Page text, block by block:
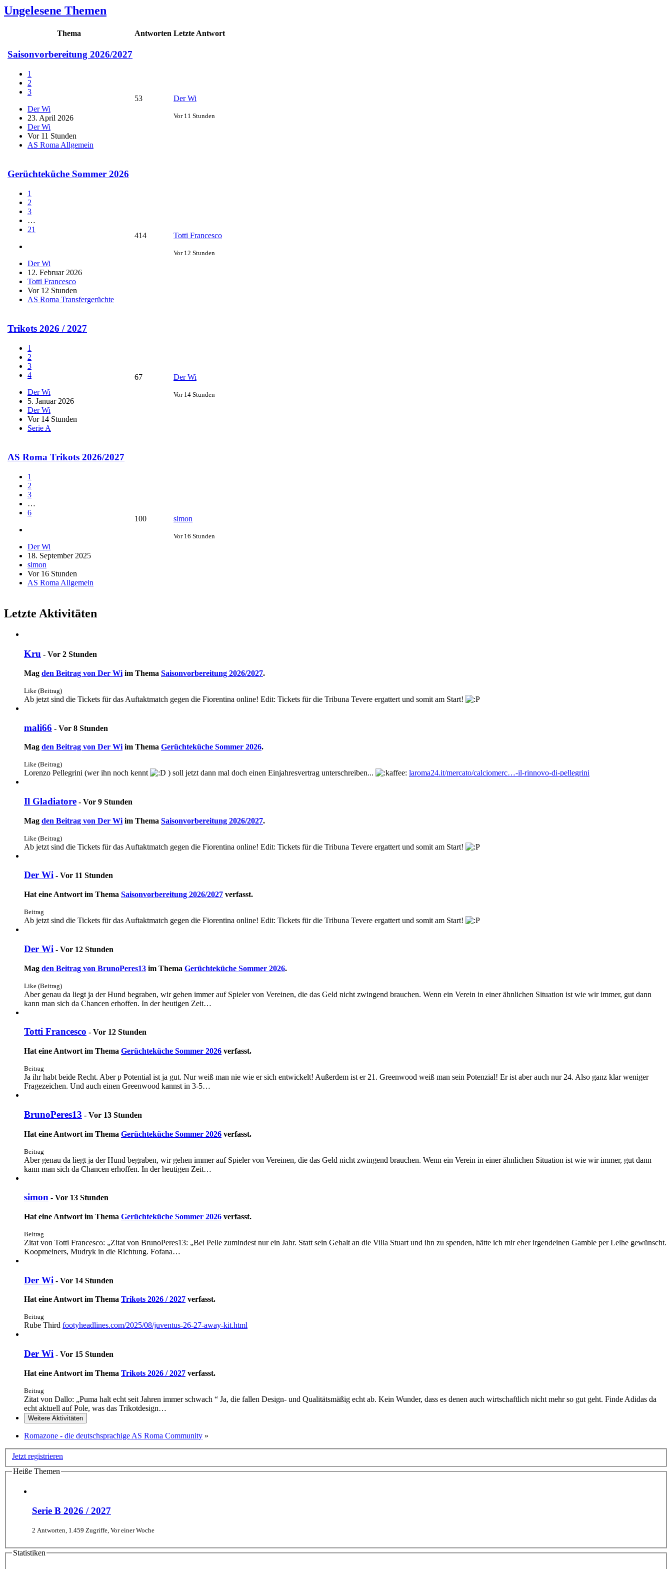
Ungelesene Themen
Thema Antworten Letzte Antwort
Saisonvorbereitung 2026/2027
1
2
3
Der Wi
23. April 2026
Der Wi
Vor 11 Stunden
AS Roma Allgemein
53 Der Wi
Vor 11 Stunden
Gerüchteküche Sommer 2026
1
2
3
…
21
Der Wi
12. Februar 2026
Totti Francesco
Vor 12 Stunden
AS Roma Transfergerüchte
414 Totti Francesco
Vor 12 Stunden
Trikots 2026 / 2027
1
2
3
4
Der Wi
5. Januar 2026
Der Wi
Vor 14 Stunden
Serie A
67 Der Wi
Vor 14 Stunden
AS Roma Trikots 2026/2027
1
2
3
…
6
Der Wi
18. September 2025
simon
Vor 16 Stunden
AS Roma Allgemein
100 simon
Vor 16 Stunden
Letzte Aktivitäten
Kru - Vor 2 Stunden
Mag den Beitrag von Der Wi im Thema Saisonvorbereitung 2026/2027.
Like (Beitrag)
Ab jetzt sind die Tickets für das Auftaktmatch gegen die Fiorentina online! Edit: Tickets für die Tribuna Tevere ergattert und somit am Start!
mali66 - Vor 8 Stunden
Mag den Beitrag von Der Wi im Thema Gerüchteküche Sommer 2026.
Like (Beitrag)
Lorenzo Pellegrini (wer ihn noch kennt ) soll jetzt dann mal doch einen Einjahresvertrag unterschreiben... laroma24.it/mercato/calciomerc…-il-rinnovo-di-pellegrini
Il Gladiatore - Vor 9 Stunden
Mag den Beitrag von Der Wi im Thema Saisonvorbereitung 2026/2027.
Like (Beitrag)
Ab jetzt sind die Tickets für das Auftaktmatch gegen die Fiorentina online! Edit: Tickets für die Tribuna Tevere ergattert und somit am Start!
Der Wi - Vor 11 Stunden
Hat eine Antwort im Thema Saisonvorbereitung 2026/2027 verfasst.
Beitrag
Ab jetzt sind die Tickets für das Auftaktmatch gegen die Fiorentina online! Edit: Tickets für die Tribuna Tevere ergattert und somit am Start!
Der Wi - Vor 12 Stunden
Mag den Beitrag von BrunoPeres13 im Thema Gerüchteküche Sommer 2026.
Like (Beitrag)
Aber genau da liegt ja der Hund begraben, wir gehen immer auf Spieler von Vereinen, die das Geld nicht zwingend brauchen. Wenn ein Verein in einer ähnlichen Situation ist wie wir immer, gut dann
kann man sich da Chancen erhoffen. In der heutigen Zeit…
Totti Francesco - Vor 12 Stunden
Hat eine Antwort im Thema Gerüchteküche Sommer 2026 verfasst.
Beitrag
Ja ihr habt beide Recht. Aber p Potential ist ja gut. Nur weiß man nie wie er sich entwickelt! Außerdem ist er 21. Greenwood weiß man sein Potenzial! Er ist aber auch nur 24. Also ganz klar weniger
Fragezeichen. Und auch einen Greenwood kannst in 3-5…
BrunoPeres13 - Vor 13 Stunden
Hat eine Antwort im Thema Gerüchteküche Sommer 2026 verfasst.
Beitrag
Aber genau da liegt ja der Hund begraben, wir gehen immer auf Spieler von Vereinen, die das Geld nicht zwingend brauchen. Wenn ein Verein in einer ähnlichen Situation ist wie wir immer, gut dann
kann man sich da Chancen erhoffen. In der heutigen Zeit…
simon - Vor 13 Stunden
Hat eine Antwort im Thema Gerüchteküche Sommer 2026 verfasst.
Beitrag
Zitat von Totti Francesco: „Zitat von BrunoPeres13: „Bei Pelle zumindest nur ein Jahr. Statt sein Gehalt an die Villa Stuart und ihn zu spenden, hätte ich mir eher irgendeinen Gamble per Leihe gewünscht.
Koopmeiners, Mudryk in die Richtung. Fofana…
Der Wi - Vor 14 Stunden
Hat eine Antwort im Thema Trikots 2026 / 2027 verfasst.
Beitrag
Rube Third footyheadlines.com/2025/08/juventus-26-27-away-kit.html
Der Wi - Vor 15 Stunden
Hat eine Antwort im Thema Trikots 2026 / 2027 verfasst.
Beitrag
Zitat von Dallo: „Puma halt echt seit Jahren immer schwach “ Ja, die fallen Design- und Qualitätsmäßig echt ab. Kein Wunder, dass es denen auch wirtschaftlich nicht mehr so gut geht. Finde Adidas da
echt aktuell auf Pole, was das Trikotdesign…
Weitere Aktivitäten
Romazone - die deutschsprachige AS Roma Community »
Jetzt registrieren
Heiße Themen
Serie B 2026 / 2027
2 Antworten, 1.459 Zugriffe, Vor einer Woche
Statistiken